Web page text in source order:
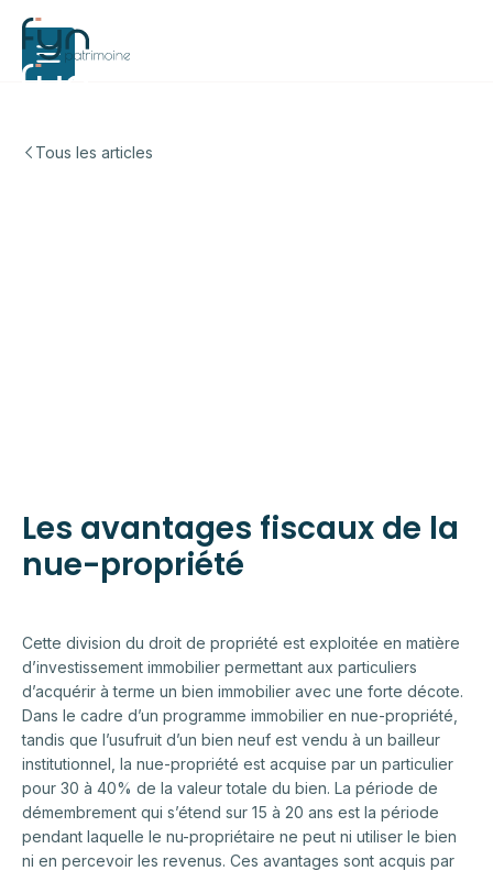
Tous les articles
Les avantages fiscaux de la
nue-propriété
Cette division du droit de propriété est exploitée en matière
d’investissement immobilier permettant aux particuliers
d’acquérir à terme un bien immobilier avec une forte décote.
Dans le cadre d’un programme immobilier en nue-propriété,
tandis que l’usufruit d’un bien neuf est vendu à un bailleur
institutionnel, la nue-propriété est acquise par un particulier
pour 30 à 40% de la valeur totale du bien. La période de
démembrement qui s’étend sur 15 à 20 ans est la période
pendant laquelle le nu-propriétaire ne peut ni utiliser le bien
ni en percevoir les revenus. Ces avantages sont acquis par